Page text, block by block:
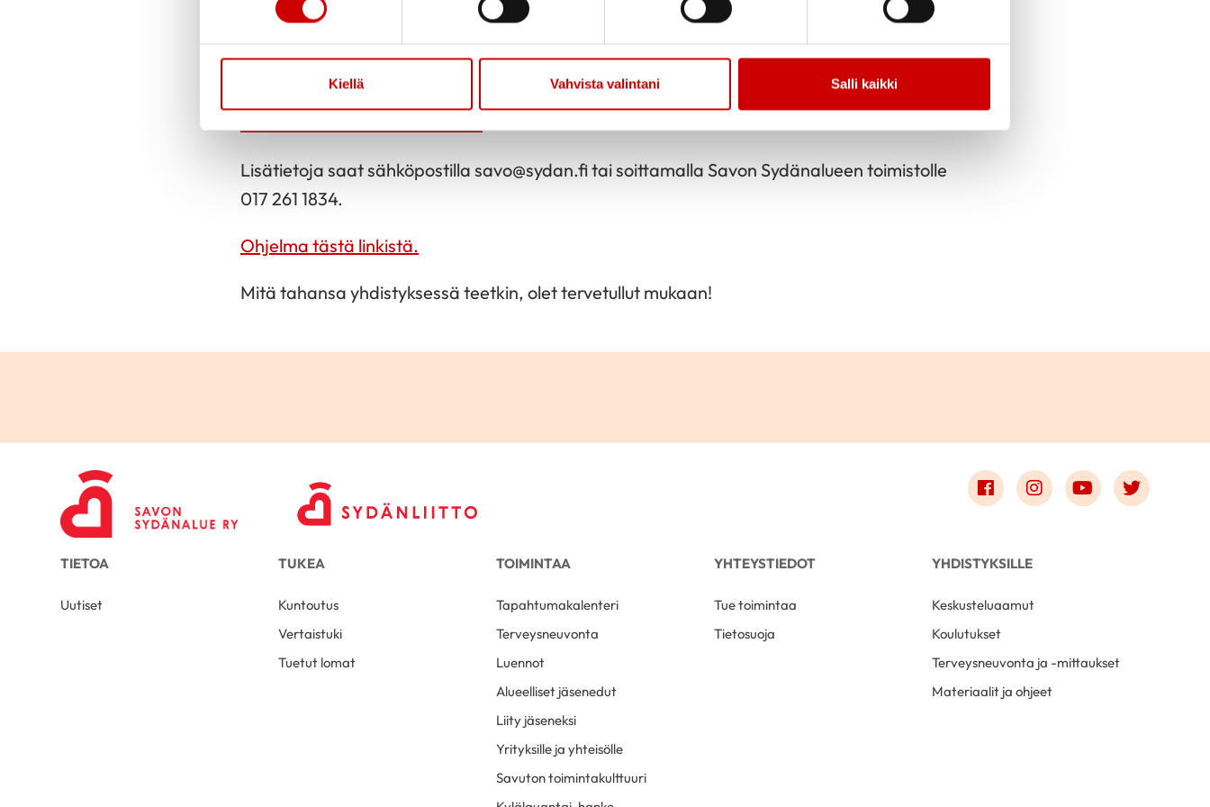
Kiellä Vahvista valintani Salli kaikki
kanssa. Jos toimit yhdistysaktiivina, mutta maksat
osallistumismaksun itse, voit ilmoittautua suoraan. Ilmoittautuminen alla olevan linkin kautta
2.9.2024 mennessä.
Lisätietoja saat sähköpostilla savo@sydan.fi tai soittamalla Savon Sydänalueen toimistolle
017 261 1834.
Ohjelma tästä linkistä.
Mitä tahansa yhdistyksessä teetkin, olet tervetullut mukaan!
Link to facebook
Link to instagram
Link to youtube
Link to
TIETOA
Uutiset
TUKEA
Kuntoutus
Vertaistuki
Tuetut lomat
TOIMINTAA
Tapahtumakalenteri
Terveysneuvonta
Luennot
Alueelliset jäsenedut
Liity jäseneksi
Yrityksille ja yhteisölle
Savuton toimintakulttuuri
YHTEYSTIEDOT
Tue toimintaa
Tietosuoja
YHDISTYKSILLE
Keskusteluaamut
Koulutukset
Terveysneuvonta ja -mittaukset
Materiaalit ja ohjeet